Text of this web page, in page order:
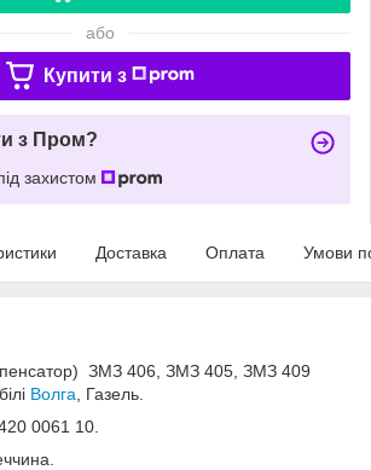
або
Купити з
з Пром?
захистом
Доставка Оплата Умови
ЗМЗ 406, ЗМЗ 405, ЗМЗ 409
Волга , Газель.
0061 10.